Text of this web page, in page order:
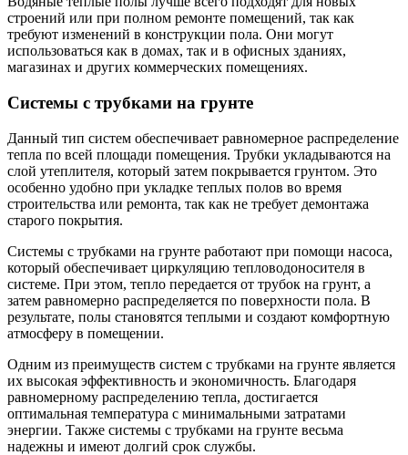
строений или при полном ремонте помещений, так как
требуют изменений в конструкции пола. Они могут
использоваться как в домах, так и в офисных зданиях,
магазинах и других коммерческих помещениях.
Системы с трубками на грунте
Данный тип систем обеспечивает равномерное распределение
тепла по всей площади помещения. Трубки укладываются на
слой утеплителя, который затем покрывается грунтом. Это
особенно удобно при укладке теплых полов во время
строительства или ремонта, так как не требует демонтажа
старого покрытия.
Системы с трубками на грунте работают при помощи насоса,
который обеспечивает циркуляцию тепловодоносителя в
системе. При этом, тепло передается от трубок на грунт, а
затем равномерно распределяется по поверхности пола. В
результате, полы становятся теплыми и создают комфортную
атмосферу в помещении.
Одним из преимуществ систем с трубками на грунте является
их высокая эффективность и экономичность. Благодаря
равномерному распределению тепла, достигается
оптимальная температура с минимальными затратами
энергии. Также системы с трубками на грунте весьма
надежны и имеют долгий срок службы.